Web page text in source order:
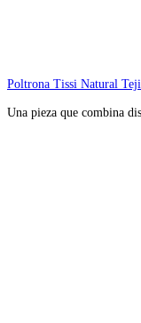
Poltrona Tissi Natural
Una pieza que combina